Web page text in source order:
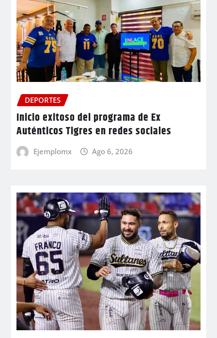
DEPORTES
Inicio exitoso del programa de Ex
Auténticos Tigres en redes sociales
Ejemplomx Ago 6, 2026